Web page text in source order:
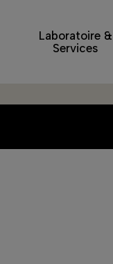
Laboratoire &
Services
Les